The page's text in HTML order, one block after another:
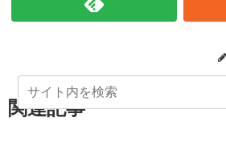
関連記事